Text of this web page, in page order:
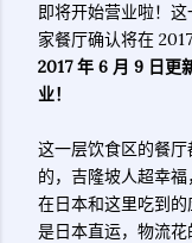
即将开始营业啦！
家餐厅确认将在
2017 年 6 月 9 日更
业！
这一层饮食区的餐
的，吉隆坡人超幸福
在日本和这里吃到
是日本直运，物流